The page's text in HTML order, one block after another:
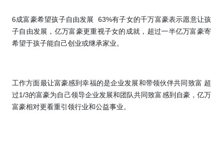
6成富豪希望孩子自由发展 63%有子女的千万富豪表示愿意让孩
子自由发展，亿万富豪更重视子女的成就，超过一半亿万富豪寄
希望于孩子能自己创业或继承家业。
工作方面最让富豪感到幸福的是企业发展和带领伙伴共同致富 超
过1/3的富豪为自己领导企业发展和团队共同致富感到自豪，亿万
富豪相对更看重引领行业和公益事业。